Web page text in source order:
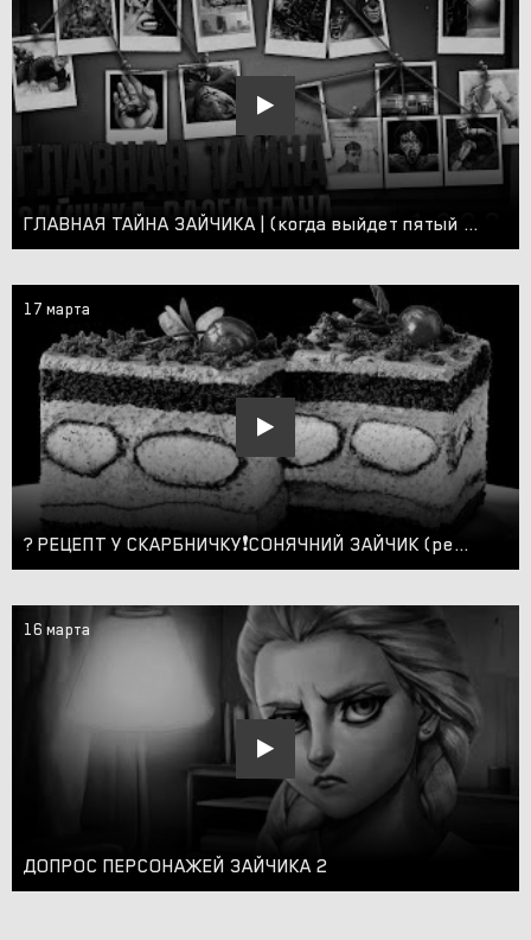
ГЛАВНАЯ ТАЙНА ЗАЙЧИКА | (когда выйдет пятый эпизод? Кто такие звери? Кто убийца в зайчике?)
17 марта
? РЕЦЕПТ У СКАРБНИЧКУ❗️СОНЯЧНИЙ ЗАЙЧИК (рецепт пляцка)
16 марта
ДОПРОС ПЕРСОНАЖЕЙ ЗАЙЧИКА 2